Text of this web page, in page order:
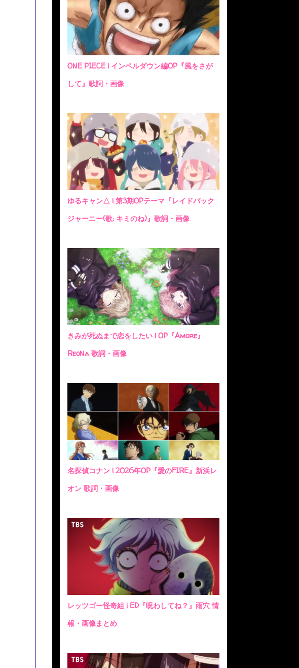
ONE PIECE | インペルダウン編OP『風をさが
して』歌詞・画像
ゆるキャン△ | 第3期OPテーマ『レイドバック
ジャーニー(歌: キミのね)』歌詞・画像
きみが死ぬまで恋をしたい | OP『Amore』
ReoNa 歌詞・画像
名探偵コナン | 2026年OP『愛のFIRE』新浜レ
オン 歌詞・画像
レッツゴー怪奇組 | ED『呪わしてね？』雨穴 情
報・画像まとめ